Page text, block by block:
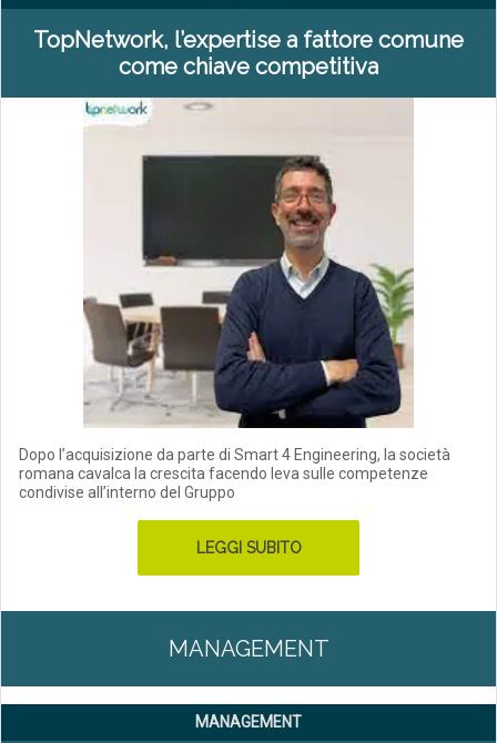
TopNetwork, l’expertise a fattore comune
come chiave competitiva
Dopo l’acquisizione da parte di Smart 4 Engineering, la società
romana cavalca la crescita facendo leva sulle competenze
condivise all’interno del Gruppo
LEGGI SUBITO
MANAGEMENT
MANAGEMENT